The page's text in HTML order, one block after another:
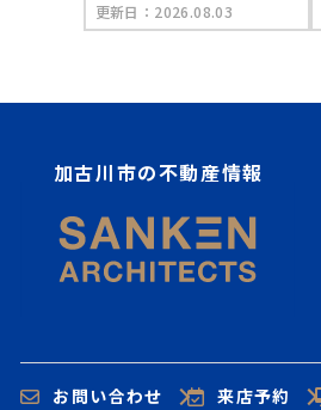
更新日： 2026.08.03
加古川市の不動産情報
お問い合わせ 来店予約